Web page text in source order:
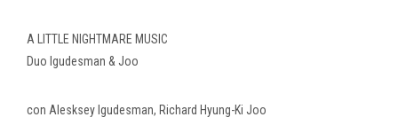
A LITTLE NIGHTMARE MUSIC
Duo Igudesman & Joo
con Alesksey Igudesman, Richard Hyung-Ki Joo